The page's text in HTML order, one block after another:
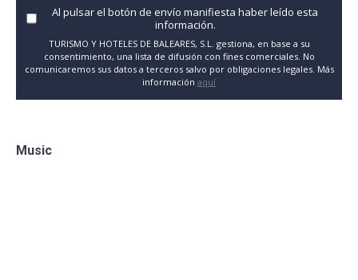
Al pulsar el botón de envío manifiesta haber leído esta
información.
TURISMO Y HOTELES DE BALEARES, S.L. gestiona, en base a su
consentimiento, una lista de difusión con fines comerciales. No
comunicaremos sus datos a terceros salvo por obligaciones legales. Más
información aquí
Music